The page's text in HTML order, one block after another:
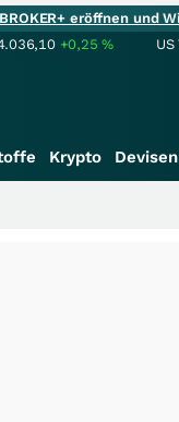
eröffnen und
+0,25%
Krypto Devisen